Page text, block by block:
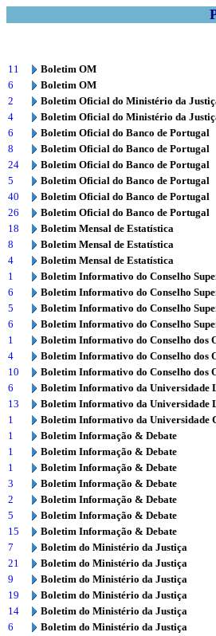
11
Boletim OM
6
Boletim OM
2
Boletim Oficial do Ministério da
4
Boletim Oficial do Ministério da
6
Boletim Oficial do Banco de Portugal
8
Boletim Oficial do Banco de Portugal
24
Boletim Oficial do Banco de Portugal
5
Boletim Oficial do Banco de Portugal
40
Boletim Oficial do Banco de Portugal
26
Boletim Oficial do Banco de Portugal
18
Boletim Mensal de Estatística
8
Boletim Mensal de Estatística
4
Boletim Mensal de Estatística
1
Boletim Informativo do Conselho
6
Boletim Informativo do Conselho
5
Boletim Informativo do Conselho
6
Boletim Informativo do Conselho
1
Boletim Informativo do Conselho dos
4
Boletim Informativo do Conselho dos
10
Boletim Informativo do Conselho dos
6
Boletim Informativo da Universidade
13
Boletim Informativo da Universidade
1
Boletim Informativo da Universidade
1
Boletim Informação & Debate
1
Boletim Informação & Debate
1
Boletim Informação & Debate
3
Boletim Informação & Debate
2
Boletim Informação & Debate
5
Boletim Informação & Debate
15
Boletim Informação & Debate
7
Boletim do Ministério da Justiça
21
Boletim do Ministério da Justiça
9
Boletim do Ministério da Justiça
19
Boletim do Ministério da Justiça
14
Boletim do Ministério da Justiça
6
Boletim do Ministério da Justiça